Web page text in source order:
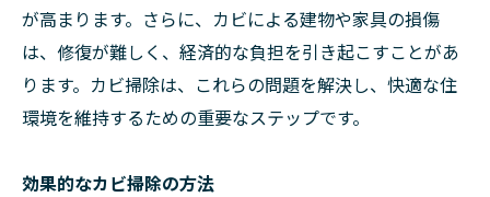
が高まります。さらに、カビによる建物や家具の損傷
は、修復が難しく、経済的な負担を引き起こすことがあ
ります。カビ掃除は、これらの問題を解決し、快適な住
環境を維持するための重要なステップです。
効果的なカビ掃除の方法